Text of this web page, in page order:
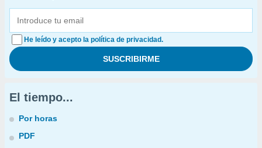
He leído y acepto la política de privacidad.
El tiempo...
Por horas
PDF